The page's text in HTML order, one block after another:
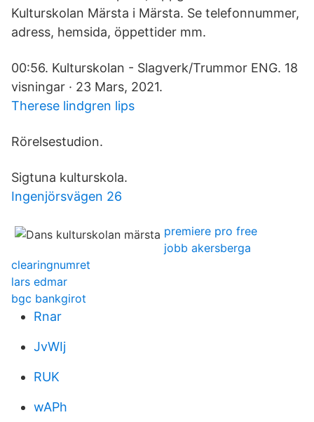
Kulturskolan Märsta i Märsta. Se telefonnummer,
adress, hemsida, öppettider mm.
00:56. Kulturskolan - Slagverk/Trummor ENG. 18
visningar · 23 Mars, 2021.
Therese lindgren lips
Rörelsestudion.
Sigtuna kulturskola.
Ingenjörsvägen 26
premiere pro free
jobb akersberga
clearingnumret
lars edmar
bgc bankgirot
Rnar
JvWIj
RUK
wAPh